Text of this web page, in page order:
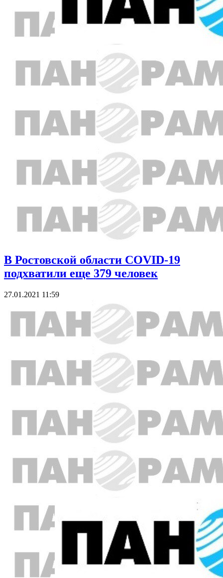
В Ростовской области COVID-19
подхватили еще 379 человек
27.01.2021 11:59